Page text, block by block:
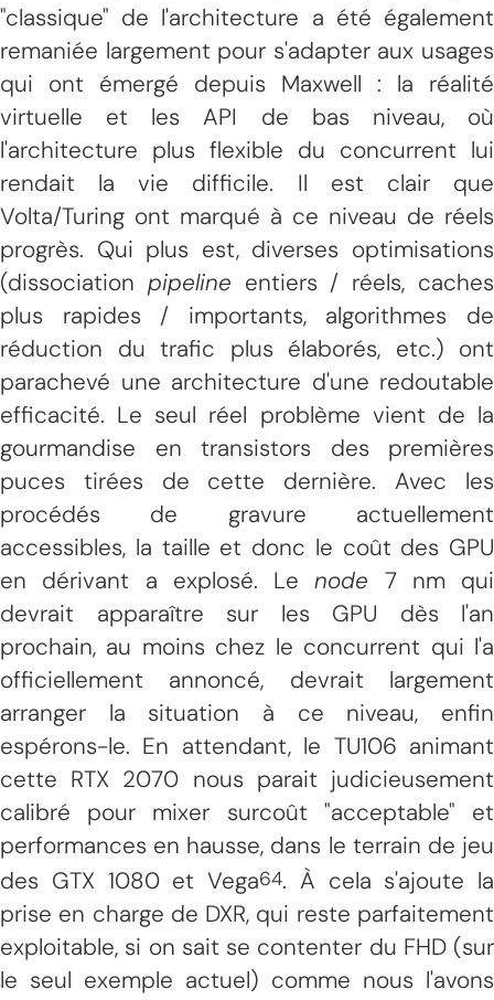
"classique" de l'architecture a été également
remaniée largement pour s'adapter aux usages
qui ont émergé depuis Maxwell : la réalité
virtuelle et les API de bas niveau, où
l'architecture plus flexible du concurrent lui
rendait la vie difficile. Il est clair que
Volta/Turing ont marqué à ce niveau de réels
progrès. Qui plus est, diverses optimisations
(dissociation pipeline entiers / réels, caches
plus rapides / importants, algorithmes de
réduction du trafic plus élaborés, etc.) ont
parachevé une architecture d'une redoutable
efficacité. Le seul réel problème vient de la
gourmandise en transistors des premières
puces tirées de cette dernière. Avec les
procédés de gravure actuellement
accessibles, la taille et donc le coût des GPU
en dérivant a explosé. Lenode 7 nm qui
devrait apparaître sur les GPU dès l'an
prochain, au moins chez le concurrent qui l'a
officiellement annoncé, devrait largement
arranger la situation à ce niveau, enfin
espérons-le. En attendant, le TU106 animant
cette RTX 2070 nous parait judicieusement
calibré pour mixer surcoût "acceptable" et
performances en hausse, dans le terrain de jeu
des GTX 1080 et Vega64. À cela s'ajoute la
prise en charge de DXR, qui reste parfaitement
exploitable, si on sait se contenter du FHD (sur
le seul exemple actuel) comme nous l'avons